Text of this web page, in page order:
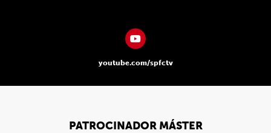
youtube.com/spfctv
PATROCINADOR MÁSTER